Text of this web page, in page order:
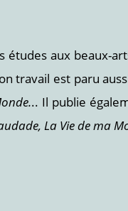
études aux beaux-
travail est paru
.. Il publie
La Vie de ma